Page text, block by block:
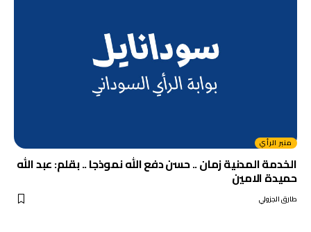
منبر الرأي
الخدمة المدنية زمان .. حسن دفع الله نموذجا .. بقلم: عبد الله
حميدة الامين
طارق الجزولي